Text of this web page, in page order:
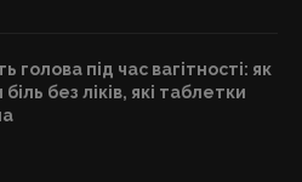
голова під час вагітності: як
біль без ліків, які таблетки